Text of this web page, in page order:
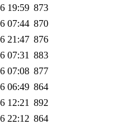
19:59 873
07:44 870
21:47 876
07:31 883
07:08 877
06:49 864
12:21 892
22:12 864